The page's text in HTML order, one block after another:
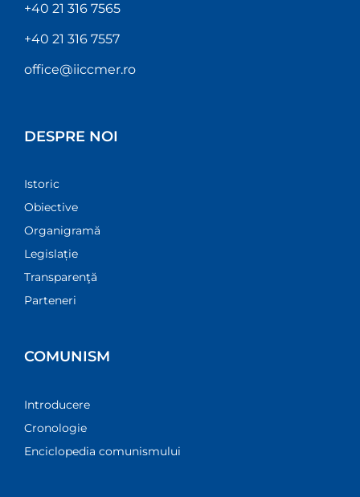
+40 21 316 7565
+40 21 316 7557
office@iiccmer.ro
DESPRE NOI
Istoric
Obiective
Organigramă
Legislație
Transparenţă
Parteneri
COMUNISM
Introducere
Cronologie
Enciclopedia comunismului